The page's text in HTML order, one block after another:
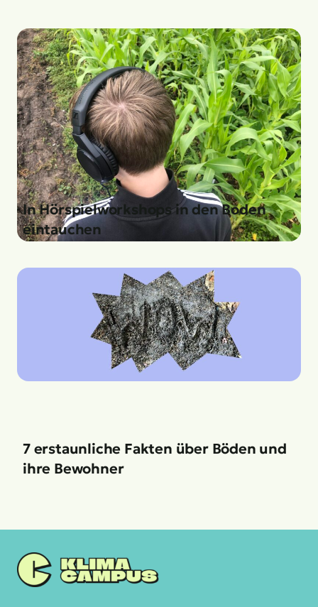
In Hörspielworkshops in den Boden
eintauchen
7 erstaunliche Fakten über Böden und
ihre Bewohner